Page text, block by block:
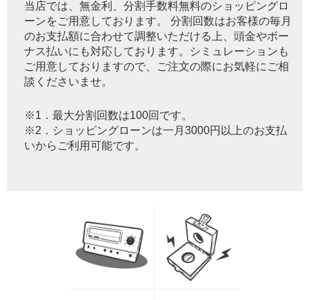
当店では、無金利、分割手数料無料のショッピングロ
ーンをご用意しております。 分割回数はお客様の毎月
のお支払額に合わせて調整いただける上、頭金やボー
ナス払いにも対応しております。シミュレーションも
ご用意しておりますので、ご注文の際にお気軽にご相
談くださいませ。
※1．最大分割回数は100回です。
※2．ショッピングローンは一月3000円以上のお支払
いからご利用可能です。